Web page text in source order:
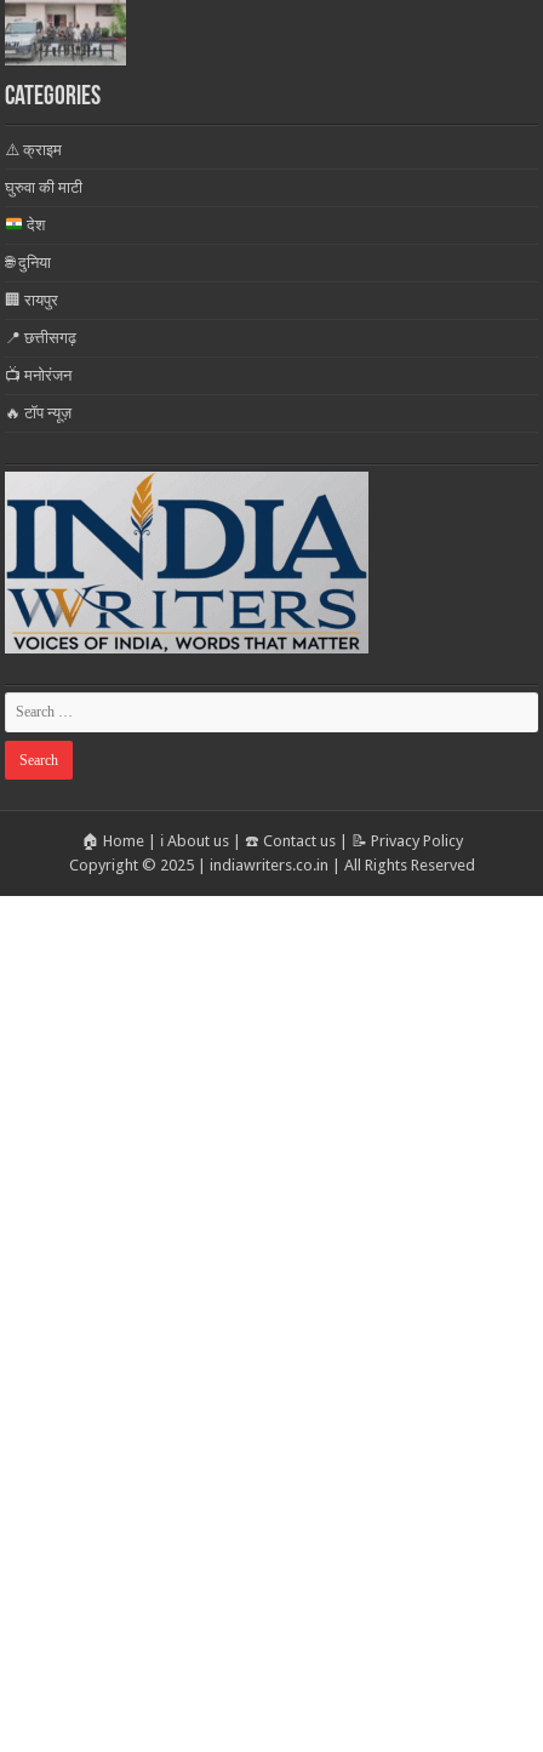
Categories
⚠️ क्राइम
घुरुवा की माटी
देश
🌐 दुनिया
🏢 रायपुर
📍 छत्तीसगढ़
📺 मनोरंजन
🔥 टॉप न्यूज़
🏠 Home| ℹ️ About us| ☎️ Contact us| 📝 Privacy Policy
Copyright © 2025 | indiawriters.co.in | All Rights Reserved